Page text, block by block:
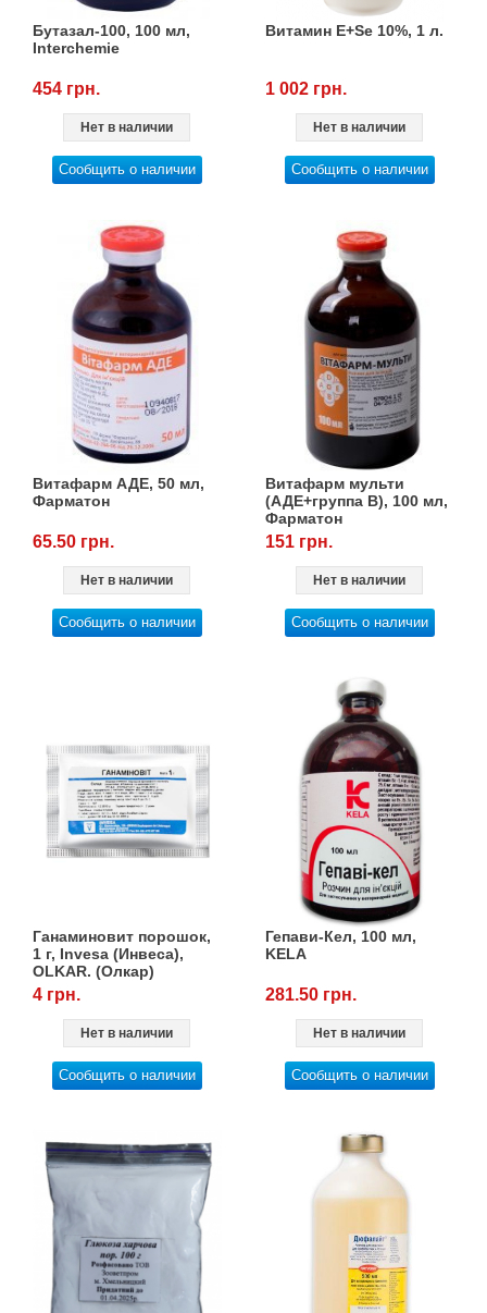
Бутазал-100, 100 мл,
Interchemie
454 грн.
Нет в наличии
Сообщить о наличии
Витамин E+Se 10%, 1 л.
1 002 грн.
Нет в наличии
Сообщить о наличии
Витафарм АДЕ, 50 мл,
Фарматон
65.50 грн.
Нет в наличии
Сообщить о наличии
Витафарм мульти
(АДЕ+группа В), 100 мл,
Фарматон
151 грн.
Нет в наличии
Сообщить о наличии
Ганаминовит порошок,
1 г, Invesa (Инвеса),
OLKAR. (Олкар)
4 грн.
Нет в наличии
Сообщить о наличии
Гепави-Кел, 100 мл,
KELA
281.50 грн.
Нет в наличии
Сообщить о наличии